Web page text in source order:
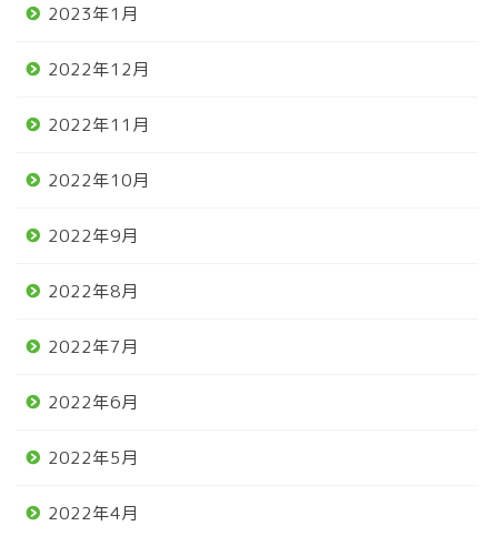
2023年1月
2022年12月
2022年11月
2022年10月
2022年9月
2022年8月
2022年7月
2022年6月
2022年5月
2022年4月